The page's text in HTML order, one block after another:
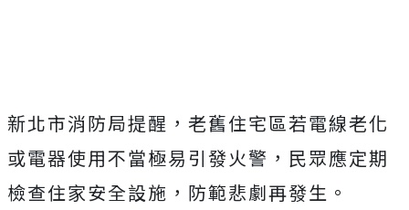
新北市消防局提醒，老舊住宅區若電線老化
或電器使用不當極易引發火警，民眾應定期
檢查住家安全設施，防範悲劇再發生。